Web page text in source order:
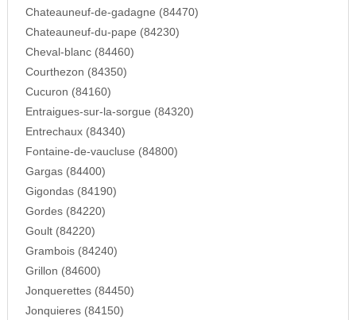
Chateauneuf-de-gadagne (84470)
Chateauneuf-du-pape (84230)
Cheval-blanc (84460)
Courthezon (84350)
Cucuron (84160)
Entraigues-sur-la-sorgue (84320)
Entrechaux (84340)
Fontaine-de-vaucluse (84800)
Gargas (84400)
Gigondas (84190)
Gordes (84220)
Goult (84220)
Grambois (84240)
Grillon (84600)
Jonquerettes (84450)
Jonquieres (84150)